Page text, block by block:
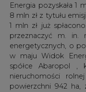
Energia pozyskała 1
8 mln zł z tytułu
1 mln zł już
przeznaczyć m. in.
energetycznych, o
w maju Widok
spółce Abaropol ,
nieruchomości
powierzchni 942 ha,